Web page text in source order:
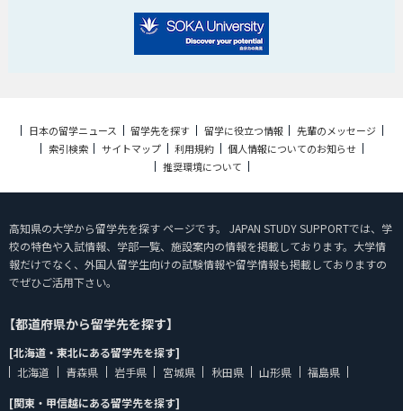
日本の留学ニュース 留学先を探す 留学に役立つ情報
先輩のメッセージ
索引検索
サイトマップ 利用規約
個人情報についてのお知らせ
推奨環境について
高知県の大学から留学先を探す ページです。 JAPAN STUDY SUPPORTでは、学
校の特色や入試情報、学部一覧、施設案内の情報を掲載しております。大学情
報だけでなく、外国人留学生向けの試験情報や留学情報も掲載しておりますの
でぜひご活用下さい。
【都道府県から留学先を探す】
[北海道・東北にある留学先を探す]
北海道
青森県 岩手県 宮城県 秋田県 山形県
福島県
[関東・甲信越にある留学先を探す]